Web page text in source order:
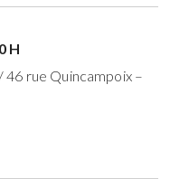
H
/ 46 rue Quincampoix –